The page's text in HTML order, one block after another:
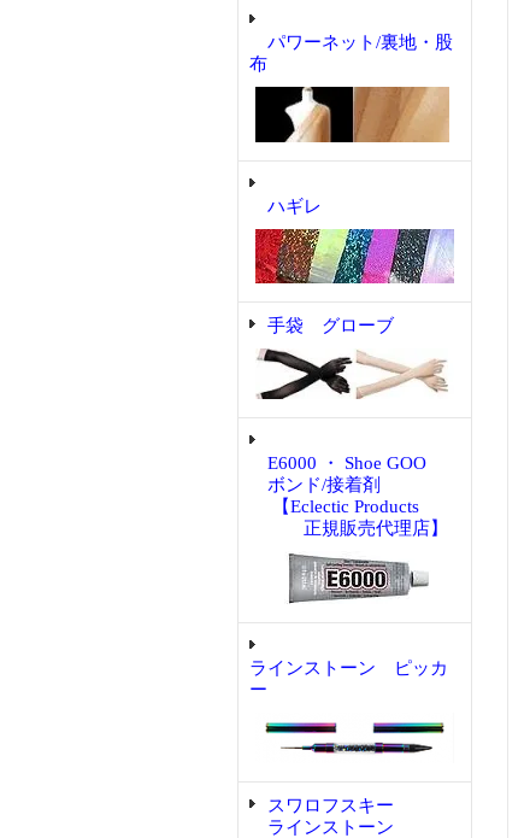
パワーネット/裏地・股
布
ハギレ
手袋 グローブ
E6000 ・ Shoe GOO
ボンド/接着剤
【Eclectic Products
正規販売代理店】
ラインストーン ピッカ
ー
スワロフスキー
ラインストーン